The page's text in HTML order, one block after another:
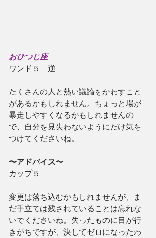
おひつじ座
ワンド５　逆
たくさんの人と熱い議論をかわすこと
があるかもしれません。ちょっと場が
暴走しやすくなるかもしれませんの
で、自分を見失わないようにだけ気を
つけてくださいね。
〜アドバイス〜
カップ５
変更は落ち込むかもしれませんが、ま
だ手立ては残されていることは忘れな
いでくださいね。失ったものに目が行
きがちですが、決してゼロになったわ